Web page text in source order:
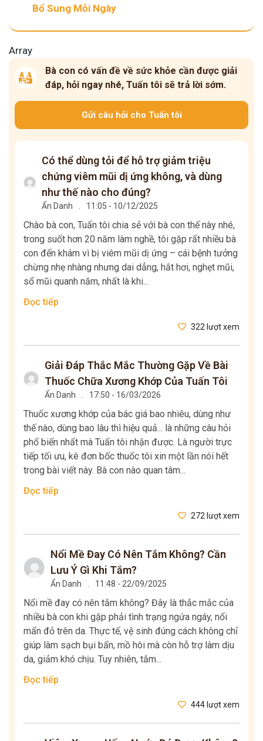
Bổ Sung Mỗi Ngày
Array
Bà con có vấn đề về sức khỏe cần được giải
đáp, hỏi ngay nhé, Tuấn tôi sẽ trả lời sớm.
Gửi câu hỏi cho Tuấn tôi
Có thể dùng tỏi để hỗ trợ giảm triệu
chứng viêm mũi dị ứng không, và dùng
như thế nào cho đúng?
Ẩn Danh 11:05 - 10/12/2025
Chào bà con, Tuấn tôi chia sẻ với bà con thế này nhé,
trong suốt hơn 20 năm làm nghề, tôi gặp rất nhiều bà
con đến khám vì bị viêm mũi dị ứng – cái bệnh tưởng
chừng nhẹ nhàng nhưng dai dẳng, hắt hơi, nghẹt mũi,
sổ mũi quanh năm, nhất là khi...
Đọc tiếp
322 lượt xem
Giải Đáp Thắc Mắc Thường Gặp Về Bài
Thuốc Chữa Xương Khớp Của Tuấn Tôi
Ẩn Danh 17:50 - 16/03/2026
Thuốc xương khớp của bác giá bao nhiêu, dùng như
thế nào, dùng bao lâu thì hiệu quả... là những câu hỏi
phổ biến nhất mà Tuấn tôi nhận được. Là người trực
tiếp tối ưu, kê đơn bốc thuốc tôi xin một lần nói hết
trong bài viết này. Bà con nào quan tâm...
Đọc tiếp
272 lượt xem
Nổi Mề Đay Có Nên Tắm Không? Cần
Lưu Ý Gì Khi Tắm?
Ẩn Danh 11:48 - 22/09/2025
Nổi mề đay có nên tắm không? Đây là thắc mắc của
nhiều bà con khi gặp phải tình trạng ngứa ngáy, nổi
mẩn đỏ trên da. Thực tế, vệ sinh đúng cách không chỉ
giúp làm sạch bụi bẩn, mồ hôi mà còn hỗ trợ làm dịu
da, giảm khó chịu. Tuy nhiên, tắm...
Đọc tiếp
444 lượt xem